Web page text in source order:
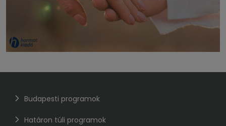
Budapesti programok
Határon túli programok